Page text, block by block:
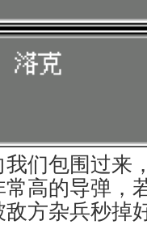
们包围过来
高的导弹，
方杂兵秒掉